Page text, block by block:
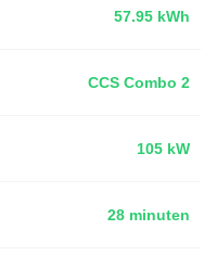
57.95 kWh
CCS Combo 2
105 kW
28 minuten